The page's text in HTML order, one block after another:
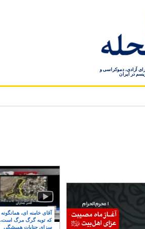
آزادی، دموکراسی و
در ایران
آقای خامنه ای، همانگونه
که توبه گرگ مرگ است،
سزای جنایات همیشگی